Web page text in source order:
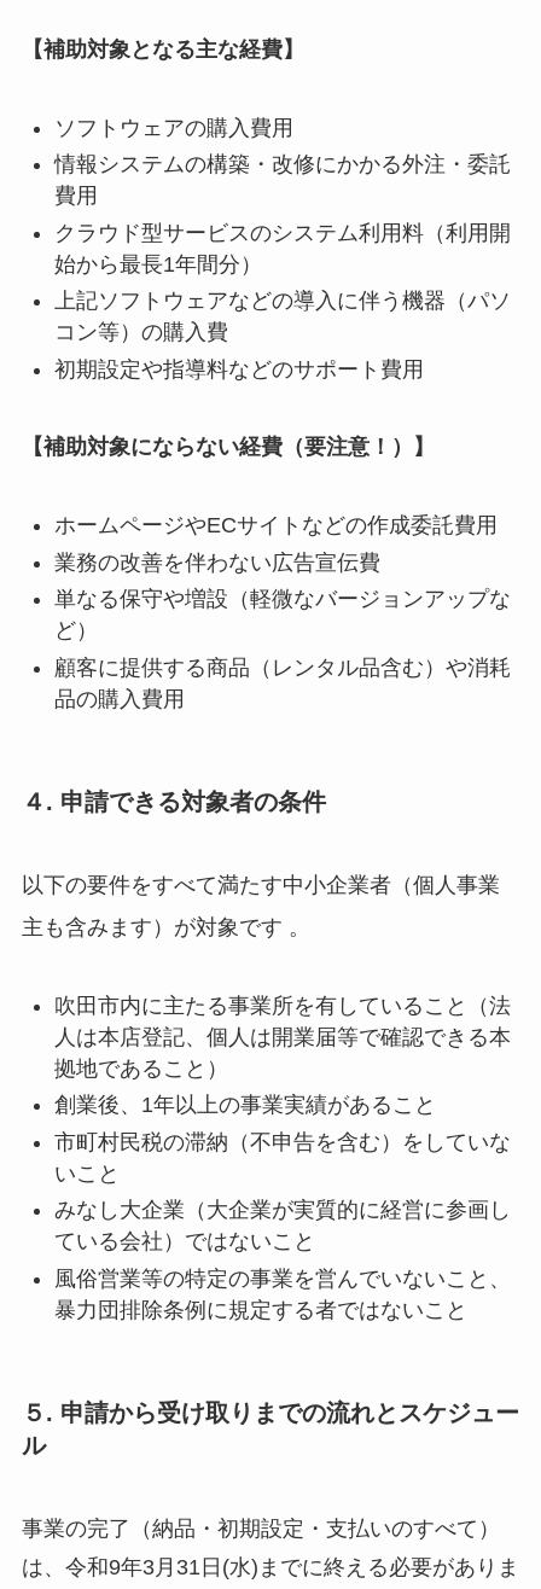
【補助対象となる主な経費】
ソフトウェアの購入費用
情報システムの構築・改修にかかる外注・委託
費用
クラウド型サービスのシステム利用料（利用開
始から最長1年間分）
上記ソフトウェアなどの導入に伴う機器（パソ
コン等）の購入費
初期設定や指導料などのサポート費用
【補助対象にならない経費（要注意！）】
ホームページやECサイトなどの作成委託費用
業務の改善を伴わない広告宣伝費
単なる保守や増設（軽微なバージョンアップな
ど）
顧客に提供する商品（レンタル品含む）や消耗
品の購入費用
４. 申請できる対象者の条件
以下の要件をすべて満たす中小企業者（個人事業
主も含みます）が対象です 。
吹田市内に主たる事業所を有していること（法
人は本店登記、個人は開業届等で確認できる本
拠地であること）
創業後、1年以上の事業実績があること
市町村民税の滞納（不申告を含む）をしていな
いこと
みなし大企業（大企業が実質的に経営に参画し
ている会社）ではないこと
風俗営業等の特定の事業を営んでいないこと、
暴力団排除条例に規定する者ではないこと
５. 申請から受け取りまでの流れとスケジュー
ル
事業の完了（納品・初期設定・支払いのすべて）
は、令和9年3月31日(水)までに終える必要がありま